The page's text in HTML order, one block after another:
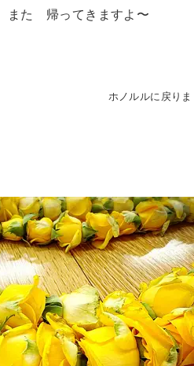
た 帰ってきますよ〜
ホノルルに戻り